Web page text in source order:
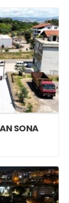
SONA